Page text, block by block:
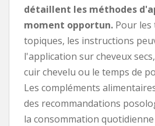
détaillent les méthodes
moment opportun. Pour
topiques, les instructions
l'application sur cheveux
cuir chevelu ou le temps de
Les compléments
des recommandations
la consommation